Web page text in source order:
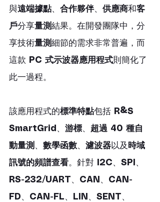
與遠端據點、 合作夥伴、 供應商和客
戶分享量測結果。在開發團隊中，分
享技術量測細節的需求非常普遍，而
這款 PC 式示波器應用程式則簡化了
此一過程。
該應用程式的標準特點包括 R&S
SmartGrid 、 游標、 超過 40 種自
動量測 、 數學函數、 濾波器以及 時域
訊號的頻譜查看。針對 I2C、 SPI 、
RS-232/UART、 CAN 、 CAN-
FD、 CAN-FL、 LIN 、 SENT、